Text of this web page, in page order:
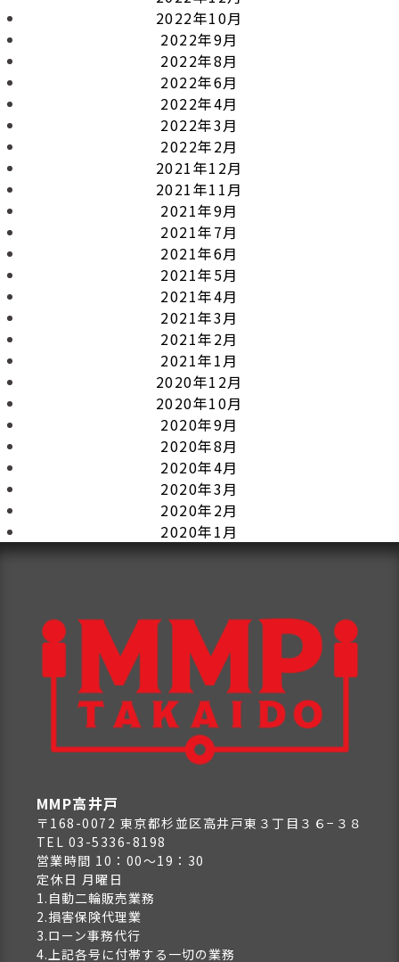
2022年10月
2022年9月
2022年8月
2022年6月
2022年4月
2022年3月
2022年2月
2021年12月
2021年11月
2021年9月
2021年7月
2021年6月
2021年5月
2021年4月
2021年3月
2021年2月
2021年1月
2020年12月
2020年10月
2020年9月
2020年8月
2020年4月
2020年3月
2020年2月
2020年1月
MMP高井戸
〒168-0072 東京都杉並区高井戸東３丁目３６−３８
TEL 03-5336-8198
営業時間 10：00～19：30
定休日 月曜日
1.自動二輪販売業務
2.損害保険代理業
3.ローン事務代行
4.上記各号に付帯する一切の業務